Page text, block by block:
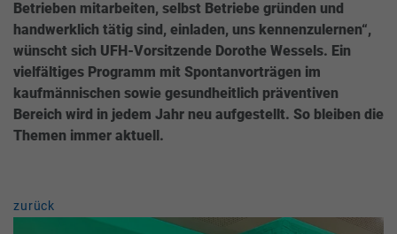
Betrieben mitarbeiten, selbst Betriebe gründen und
handwerklich tätig sind, einladen, uns kennenzulernen“,
wünscht sich UFH-Vorsitzende Dorothe Wessels. Ein
vielfältiges Programm mit Spontanvorträgen im
kaufmännischen sowie gesundheitlich präventiven
Bereich wird in jedem Jahr neu aufgestellt. So bleiben die
Themen immer aktuell.
zurück